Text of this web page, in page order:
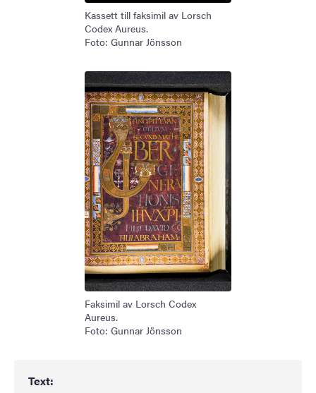
Kassett till faksimil av Lorsch
Codex Aureus.
Foto: Gunnar Jönsson
Faksimil av Lorsch Codex
Aureus.
Foto: Gunnar Jönsson
Text: